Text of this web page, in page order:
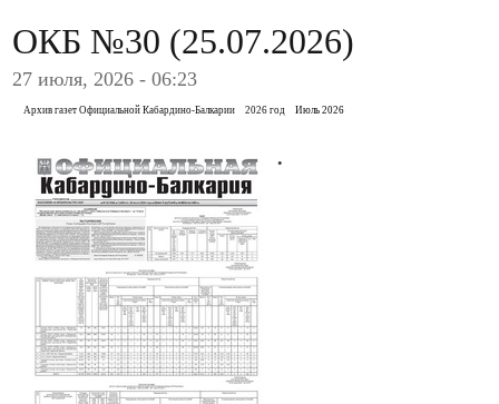
ОКБ №30 (25.07.2026)
27 июля, 2026 - 06:23
Архив газет Официальной Кабардино-Балкарии 2026 год Июль 2026
.